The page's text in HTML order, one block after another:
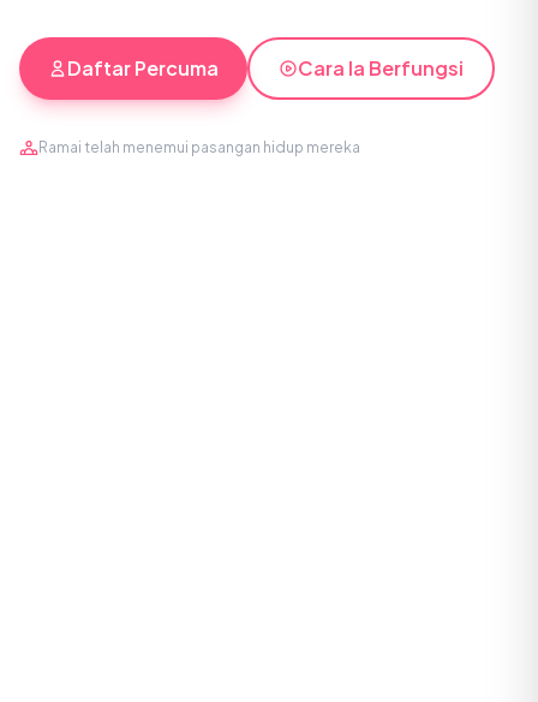
Daftar Percuma Cara Ia Berfungsi
Ramai telah menemui pasangan hidup mereka